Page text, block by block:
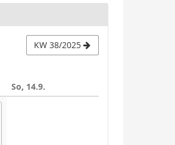
KW 38/2025
So, 14.9.